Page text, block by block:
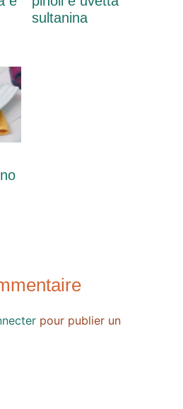
sultanina
pour publier un